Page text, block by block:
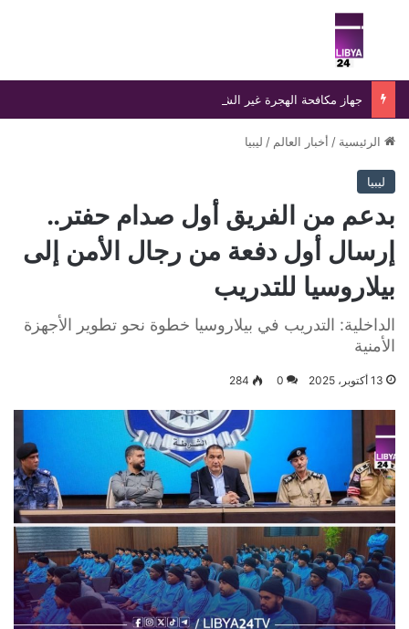
بحث عن
الرئيسية / أخبار العالم / ليبيا
ليبيا
بدعم من الفريق أول صدام حفتر..
إرسال أول دفعة من رجال الأمن إلى
بيلاروسيا للتدريب
الداخلية: التدريب في بيلاروسيا خطوة نحو تطوير الأجهزة
الأمنية
13 أكتوبر، 2025 0
284